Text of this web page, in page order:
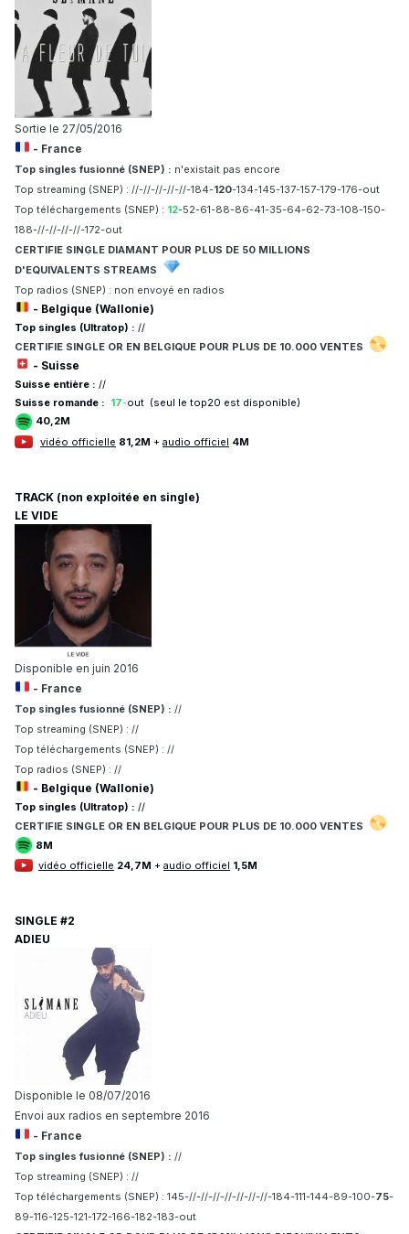
Sortie le 27/05/2016
- France
Top singles fusionné (SNEP) : n'existait pas encore
Top streaming (SNEP) : //-//-//-//-//-184-120-134-145-137-157-179-176-out
Top téléchargements (SNEP) : 12-52-61-88-86-41-35-64-62-73-108-150-
188-//-//-//-//-172-out
CERTIFIE SINGLE DIAMANT POUR PLUS DE 50 MILLIONS
D'EQUIVALENTS STREAMS
Top radios (SNEP) : non envoyé en radios
- Belgique (Wallonie)
Top singles (Ultratop) : //
CERTIFIE SINGLE OR EN BELGIQUE POUR PLUS DE 10.000 VENTES
- Suisse
Suisse entière : //
Suisse romande : 17-out (seul le top20 est disponible)
40,2M
vidéo officielle 81,2M + audio officiel 4M
TRACK (non exploitée en single)
LE VIDE
Disponible en juin 2016
- France
Top singles fusionné (SNEP) : //
Top streaming (SNEP) : //
Top téléchargements (SNEP) : //
Top radios (SNEP) : //
- Belgique (Wallonie)
Top singles (Ultratop) : //
CERTIFIE SINGLE OR EN BELGIQUE POUR PLUS DE 10. 000 VENTES
8M
vidéo officielle 24,7M + audio officiel 1,5M
SINGLE #2
ADIEU
Disponible le 08/07/2016
Envoi aux radios en septembre 2016
- France
Top singles fusionné (SNEP) : //
Top streaming (SNEP) : //
Top téléchargements (SNEP) : 145-//-//-//-//-//-//-//-184-111-144-89-100-75-
89-116-125-121-172-166-182-183-out